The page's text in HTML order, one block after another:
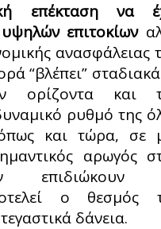
επέκταση να
επιτοκίων
ανασφάλειας
“βλέπει”
ορίζοντα και
ρυθμό της
και τώρα, σε
αρωγός
επιδιώκουν
ο θεσμός
δάνεια.